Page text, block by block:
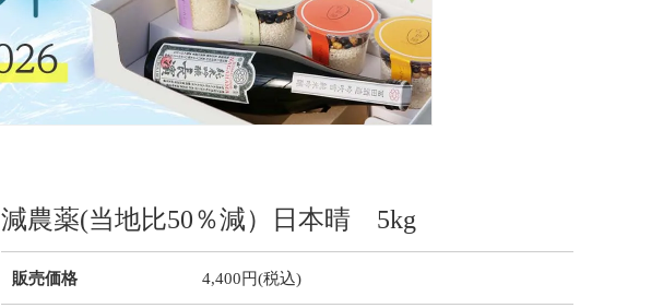
減農薬(当地比50％減）日本晴 5kg
販売価格 4,400円(税込)